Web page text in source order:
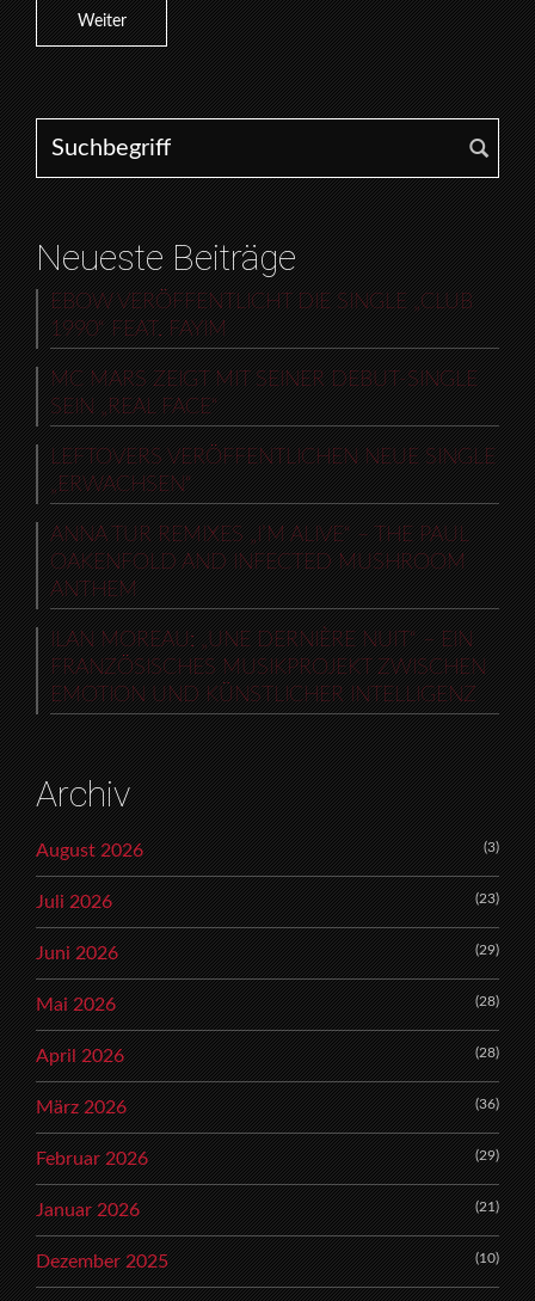
Weiter
Search for:
Neueste Beiträge
EBOW VERÖFFENTLICHT DIE SINGLE „CLUB
1990“ FEAT. FAYIM
MC MARS ZEIGT MIT SEINER DEBUT-SINGLE
SEIN „REAL FACE“
LEFTOVERS VERÖFFENTLICHEN NEUE SINGLE
„ERWACHSEN“
ANNA TUR REMIXES „I’M ALIVE“ – THE PAUL
OAKENFOLD AND INFECTED MUSHROOM
ANTHEM
ILAN MOREAU: „UNE DERNIÈRE NUIT“ – EIN
FRANZÖSISCHES MUSIKPROJEKT ZWISCHEN
EMOTION UND KÜNSTLICHER INTELLIGENZ
Archiv
August 2026 (3)
Juli 2026 (23)
Juni 2026 (29)
Mai 2026 (28)
April 2026 (28)
März 2026 (36)
Februar 2026 (29)
Januar 2026 (21)
Dezember 2025 (10)